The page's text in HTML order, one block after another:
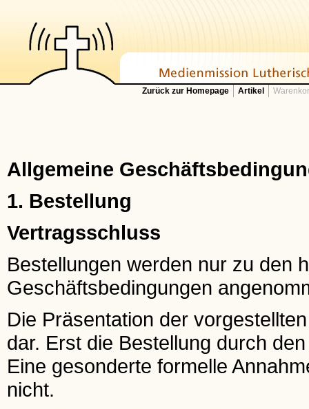
Zurück zur Homepage Artikel
Allgemeine
1. Bestellung
Vertragsschluss
Bestellungen werden nur zu den
Geschäftsbedingungen
Die Präsentation der
dar. Erst die Bestellung durch
Eine gesonderte formelle
nicht.